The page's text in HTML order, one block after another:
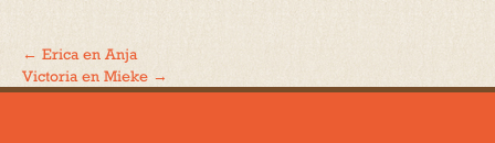
Bericht
← Erica en Anja
Victoria en Mieke →